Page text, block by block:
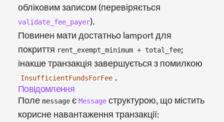
обліковим записом (перевіряється
validate_fee_payer).
Повинен мати достатньо lamport для
покриття rent_exempt_minimum + total_fee;
інакше транзакція завершується з помилкою
InsufficientFundsForFee .
Повідомлення
Поле message є Message структурою, що містить
корисне навантаження транзакції: